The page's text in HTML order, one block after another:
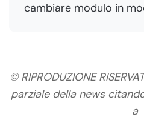
cambiare modulo in
© RIPRODUZIONE
parziale della news
a